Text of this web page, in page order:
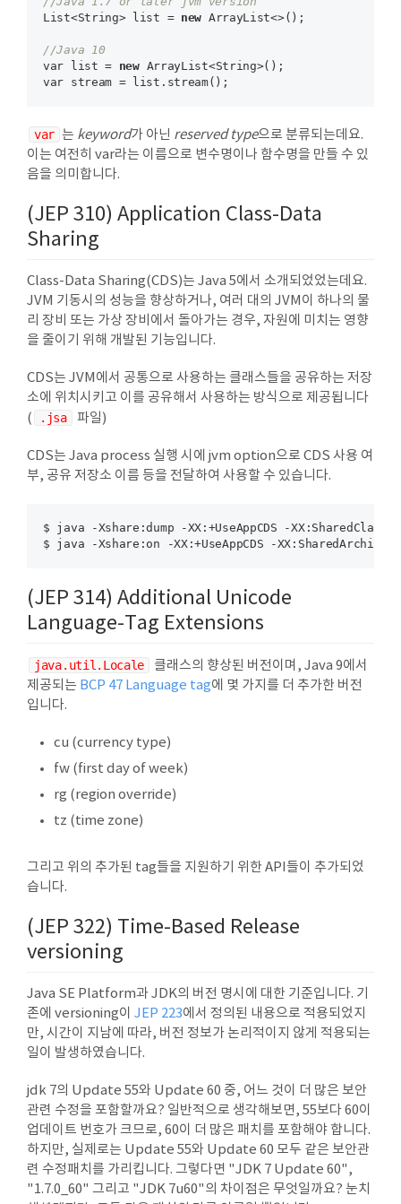
List<String> list = new ArrayList<>();
//Java 10
var list = new ArrayList<String>();
var 는 keyword가 아닌 reserved type으로 분류되는데요.
이는 여전히 var라는 이름으로 변수명이나 함수명을 만들 수 있
음을 의미합니다.
(JEP 310) Application Class-Data
Sharing
Class-Data Sharing(CDS)는 Java 5에서 소개되었었는데요.
JVM 기동시의 성능을 향상하거나, 여러 대의 JVM이 하나의 물
리 장비 또는 가상 장비에서 돌아가는 경우, 자원에 미치는 영향
을 줄이기 위해 개발된 기능입니다.
CDS는 JVM에서 공통으로 사용하는 클래스들을 공유하는 저장
소에 위치시키고 이를 공유해서 사용하는 방식으로 제공됩니다
(
.jsa 파일)
CDS는 Java process 실행 시에 jvm option으로 CDS 사용 여
부, 공유 저장소 이름 등을 전달하여 사용할 수 있습니다.
$ java -Xshare:dump -XX:+UseAppCDS -
(JEP 314) Additional Unicode
Language-Tag Extensions
java.util.Locale
클래스의 향상된 버전이며, Java 9에서
제공되는 BCP 47 Language tag에 몇 가지를 더 추가한 버전
입니다.
cu (currency type)
fw (first day of week)
rg (region override)
tz (time zone)
그리고 위의 추가된 tag들을 지원하기 위한 API들이 추가되었
습니다.
(JEP 322) Time-Based Release
versioning
Java SE Platform과 JDK의 버전 명시에 대한 기준입니다. 기
존에 versioning이 JEP 223에서 정의된 내용으로 적용되었지
만, 시간이 지남에 따라, 버전 정보가 논리적이지 않게 적용되는
일이 발생하였습니다.
jdk 7의 Update 55와 Update 60 중, 어느 것이 더 많은 보안
관련 수정을 포함할까요? 일반적으로 생각해보면, 55보다 60이
업데이트 번호가 크므로, 60이 더 많은 패치를 포함해야 합니다.
하지만, 실제로는 Update 55와 Update 60 모두 같은 보안관
련 수정패치를 가리킵니다. 그렇다면 "JDK 7 Update 60",
"1.7.0_60" 그리고 "JDK 7u60"의 차이점은 무엇일까요? 눈치